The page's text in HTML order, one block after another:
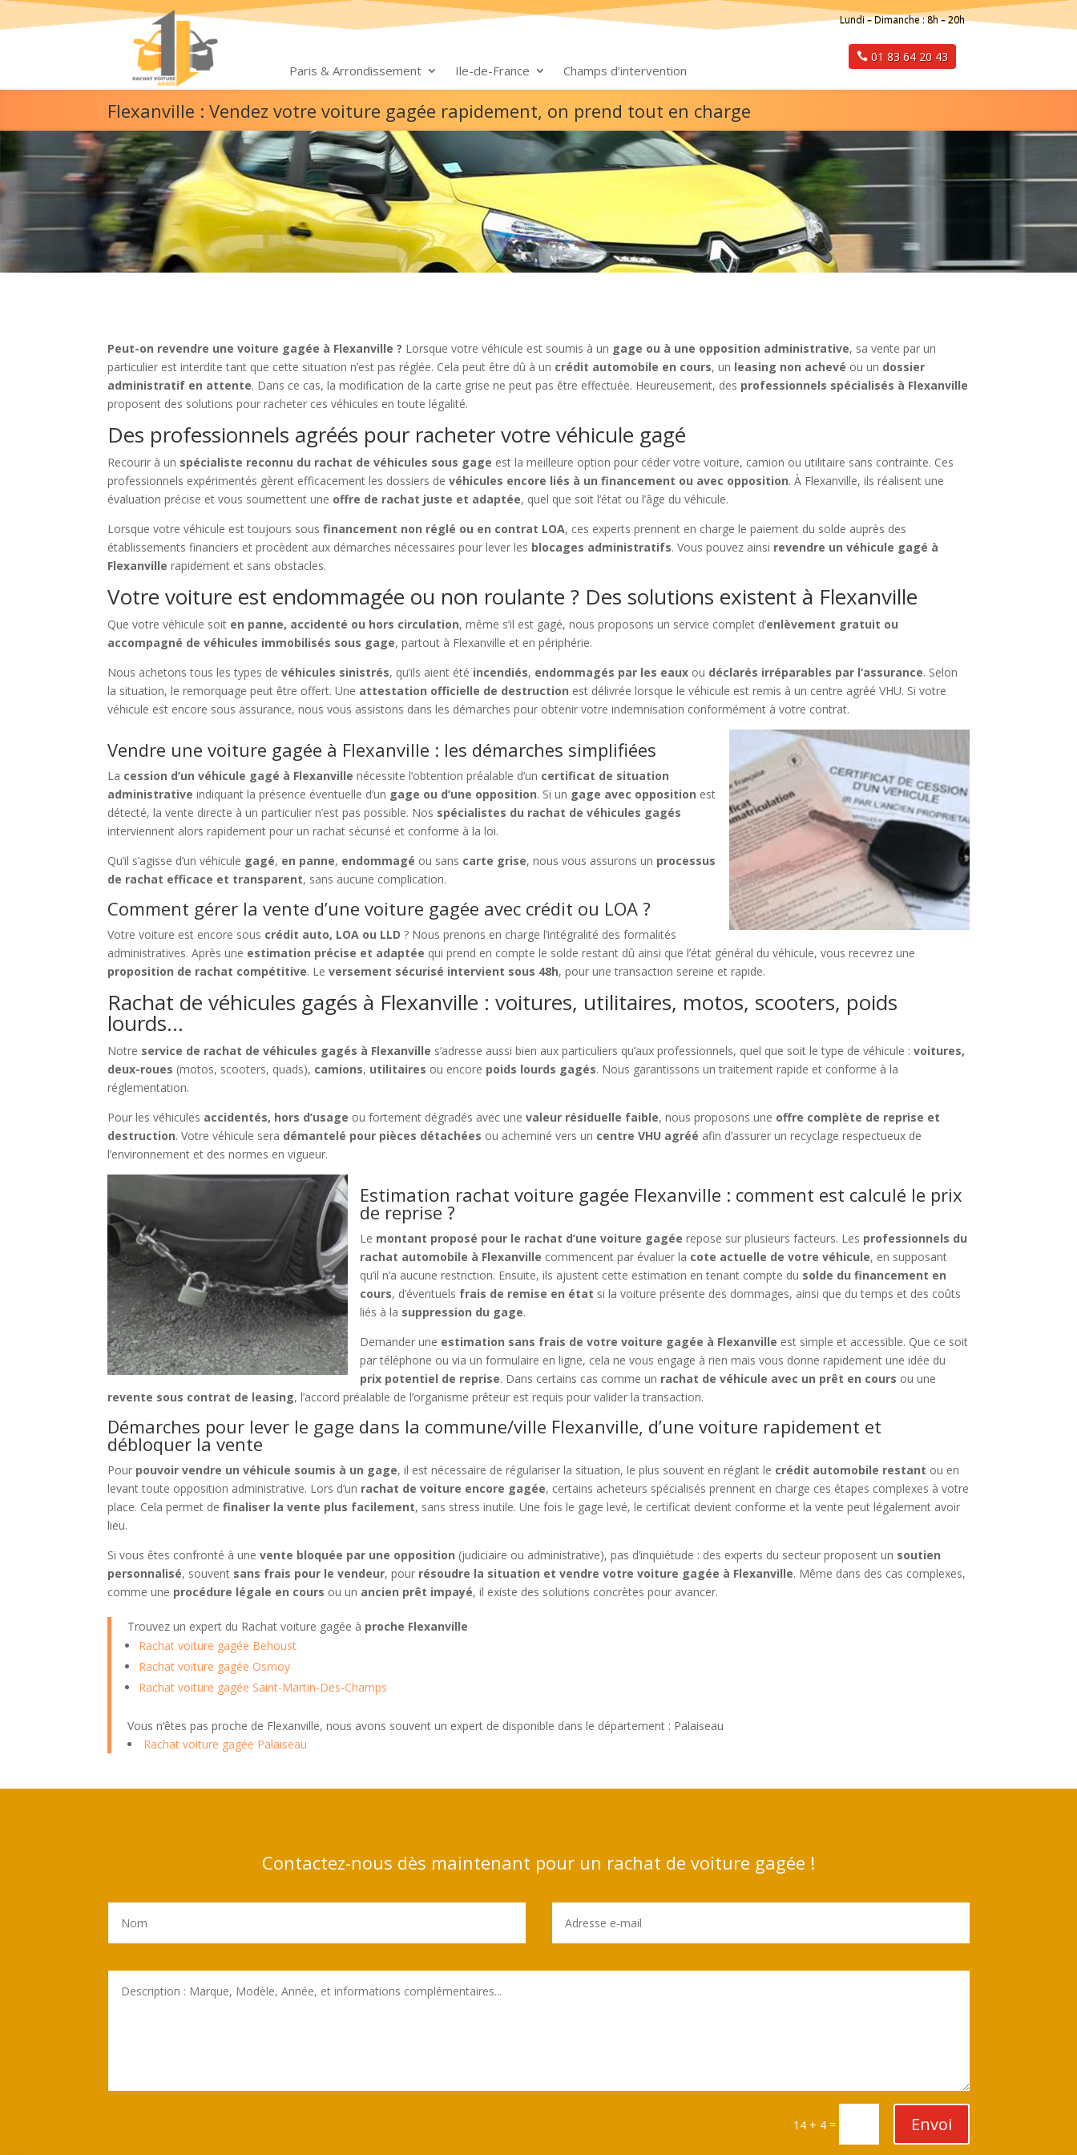
Paris & Arrondissement Ile-de-France Champs d’intervention
Lundi – Dimanche : 8h – 20h
01 83 64 20 43
Flexanville : Vendez votre voiture gagée rapidement, on prend tout en charge
Peut-on revendre une voiture gagée à Flexanville ? Lorsque votre véhicule est soumis à un gage ou à une opposition administrative, sa vente par un
particulier est interdite tant que cette situation n’est pas réglée. Cela peut être dû à un crédit automobile en cours, un leasing non achevé ou un dossier
administratif en attente. Dans ce cas, la modification de la carte grise ne peut pas être effectuée. Heureusement, des professionnels spécialisés à Flexanville
proposent des solutions pour racheter ces véhicules en toute légalité.
Des professionnels agréés pour racheter votre véhicule gagé
Recourir à un spécialiste reconnu du rachat de véhicules sous gage est la meilleure option pour céder votre voiture, camion ou utilitaire sans contrainte. Ces
professionnels expérimentés gèrent efficacement les dossiers devéhicules encore liés à un financement ou avec opposition. À Flexanville, ils réalisent une
évaluation précise et vous soumettent une offre de rachat juste et adaptée, quel que soit l’état ou l’âge du véhicule.
Lorsque votre véhicule est toujours sousfinancement non réglé ou en contrat LOA, ces experts prennent en charge le paiement du solde auprès des
établissements financiers et procèdent aux démarches nécessaires pour lever les blocages administratifs. Vous pouvez ainsi revendre un véhicule gagé à
Flexanville rapidement et sans obstacles.
Votre voiture est endommagée ou non roulante ? Des solutions existent à Flexanville
Que votre véhicule soit en panne, accidenté ou hors circulation, même s’il est gagé, nous proposons un service complet d’enlèvement gratuit ou
accompagné de véhicules immobilisés sous gage, partout à Flexanville et en périphérie.
Nous achetons tous les types devéhicules sinistrés, qu’ils aient été incendiés, endommagés par les eaux ou déclarés irréparables par l’assurance. Selon
la situation, le remorquage peut être offert. Une attestation officielle de destruction est délivrée lorsque le véhicule est remis à un centre agréé VHU. Si votre
véhicule est encore sous assurance, nous vous assistons dans les démarches pour obtenir votre indemnisation conformément à votre contrat.
Vendre une voiture gagée à Flexanville : les démarches simplifiées
La cession d’un véhicule gagé à Flexanville nécessite l’obtention préalable d’un certificat de situation
administrative indiquant la présence éventuelle d’un gage ou d’une opposition. Si un gage avec opposition est
détecté, la vente directe à un particulier n’est pas possible. Nos spécialistes du rachat de véhicules gagés
interviennent alors rapidement pour un rachat sécurisé et conforme à la loi.
Qu’il s’agisse d’un véhicule gagé, en panne, endommagé ou sans carte grise, nous vous assurons un processus
de rachat efficace et transparent, sans aucune complication.
Comment gérer la vente d’une voiture gagée avec crédit ou LOA ?
Votre voiture est encore sous crédit auto, LOA ou LLD ? Nous prenons en charge l’intégralité des formalités
administratives. Après une estimation précise et adaptée qui prend en compte le solde restant dû ainsi que l’état général du véhicule, vous recevrez une
proposition de rachat compétitive. Leversement sécurisé intervient sous 48h, pour une transaction sereine et rapide.
Rachat de véhicules gagés à Flexanville : voitures, utilitaires, motos, scooters, poids
lourds…
Notre service de rachat de véhicules gagés à Flexanville s’adresse aussi bien aux particuliers qu’aux professionnels, quel que soit le type de véhicule :voitures,
deux-roues (motos, scooters, quads), camions, utilitaires ou encore poids lourds gagés. Nous garantissons un traitement rapide et conforme à la
réglementation.
Pour les véhicules accidentés, hors d’usage ou fortement dégradés avec unevaleur résiduelle faible, nous proposons une offre complète de reprise et
destruction. Votre véhicule sera démantelé pour pièces détachées ou acheminé vers un centre VHU agréé afin d’assurer un recyclage respectueux de
l’environnement et des normes en vigueur.
Estimation rachat voiture gagée Flexanville : comment est calculé le prix
de reprise ?
Le montant proposé pour le rachat d’une voiture gagée repose sur plusieurs facteurs. Les professionnels du
rachat automobile à Flexanville commencent par évaluer la cote actuelle de votre véhicule, en supposant
qu’il n’a aucune restriction. Ensuite, ils ajustent cette estimation en tenant compte du solde du financement en
cours, d’éventuels frais de remise en état si la voiture présente des dommages, ainsi que du temps et des coûts
liés à la suppression du gage.
Demander une estimation sans frais de votre voiture gagée à Flexanville est simple et accessible. Que ce soit
par téléphone ou via un formulaire en ligne, cela ne vous engage à rien mais vous donne rapidement une idée du
prix potentiel de reprise. Dans certains cas comme un rachat de véhicule avec un prêt en cours ou une
revente sous contrat de leasing, l’accord préalable de l’organisme prêteur est requis pour valider la transaction.
Démarches pour lever le gage dans la commune/ville Flexanville, d’une voiture rapidement et
débloquer la vente
Pour pouvoir vendre un véhicule soumis à un gage, il est nécessaire de régulariser la situation, le plus souvent en réglant le crédit automobile restant ou en
levant toute opposition administrative. Lors d’un rachat de voiture encore gagée, certains acheteurs spécialisés prennent en charge ces étapes complexes à votre
place. Cela permet definaliser la vente plus facilement, sans stress inutile. Une fois le gage levé, le certificat devient conforme et la vente peut légalement avoir
lieu.
Si vous êtes confronté à unevente bloquée par une opposition (judiciaire ou administrative), pas d’inquiétude : des experts du secteur proposent un soutien
personnalisé, souvent sans frais pour le vendeur, pour résoudre la situation et vendre votre voiture gagée à Flexanville. Même dans des cas complexes,
comme une procédure légale en cours ou un ancien prêt impayé, il existe des solutions concrètes pour avancer.
Trouvez un expert du Rachat voiture gagée à proche Flexanville
Rachat voiture gagée Behoust
Rachat voiture gagée Osmoy
Rachat voiture gagée Saint-Martin-Des-Champs
Vous n’êtes pas proche de Flexanville, nous avons souvent un expert de disponible dans le département : Palaiseau
Rachat voiture gagée Palaiseau
Contactez-nous dès maintenant pour un rachat de voiture gagée !
14 + 4= Envoi